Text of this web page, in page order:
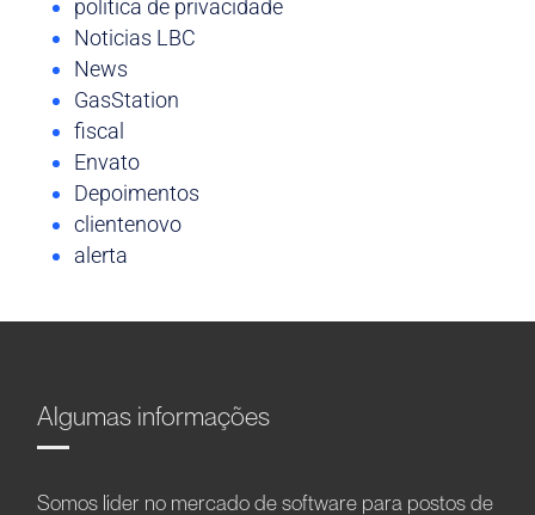
politica de privacidade
Noticias LBC
News
GasStation
fiscal
Envato
Depoimentos
clientenovo
alerta
Algumas informações
Somos líder no mercado de software para postos de